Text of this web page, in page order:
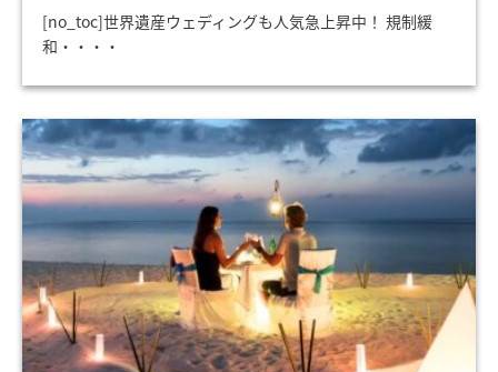
[no_toc]世界遺産ウェディングも人気急上昇中！ 規制緩
和・・・・